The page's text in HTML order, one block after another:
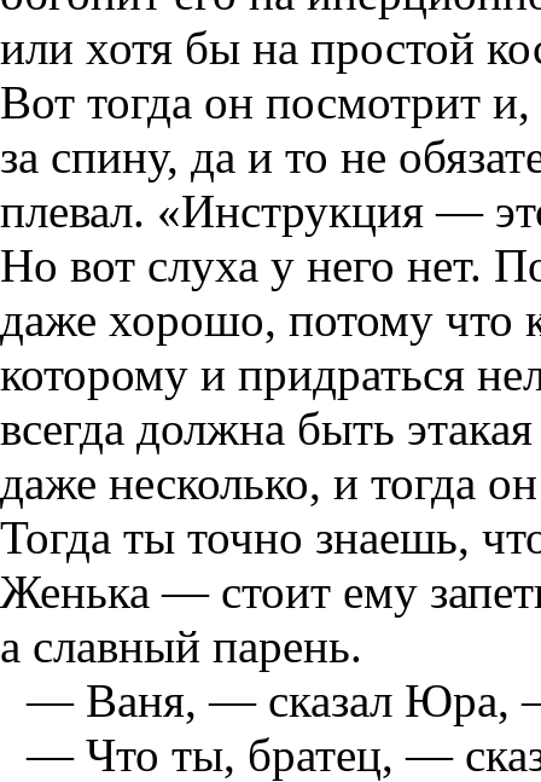
или хотя бы на простой
Вот тогда он посмотрит
за спину, да и то не
плевал. «Инструкция —
Но вот слуха у него нет.
даже хорошо, потому что
которому и придраться
всегда должна быть
даже несколько, и тогда
Тогда ты точно знаешь,
Женька — стоит ему
а славный парень.
— Ваня, — сказал Юра, —
— Что ты, братец, —